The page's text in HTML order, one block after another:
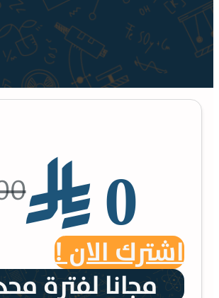
⃁ 0
اشترك الان !
مجانا لفترة